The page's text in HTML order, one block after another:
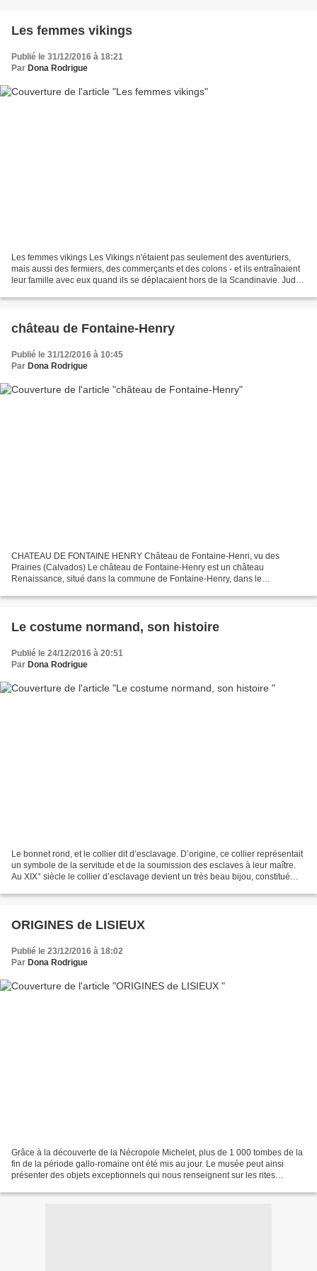
Les femmes vikings
Publié le 31/12/2016 à 18:21
Par Dona Rodrigue
Les femmes vikings Les Vikings n'étaient pas seulement des aventuriers,
mais aussi des fermiers, des commerçants et des colons - et ils entraînaient
leur famille avec eux quand ils se déplacaient hors de la Scandinavie. Judith
château de Fontaine-Henry
Publié le 31/12/2016 à 10:45
Par Dona Rodrigue
CHATEAU DE FONTAINE HENRY Château de Fontaine-Henri, vu des
Prairies (Calvados) Le château de Fontaine-Henry est un château
Renaissance, situé dans la commune de Fontaine-Henry, dans le
château...
Le costume normand, son histoire
Publié le 24/12/2016 à 20:51
Par Dona Rodrigue
Le bonnet rond, et le collier dit d’esclavage. D’origine, ce collier représentait
un symbole de la servitude et de la soumission des esclaves à leur maître.
Au XIX° siècle le collier d’esclavage devient un très beau bijou, constitué
ORIGINES de LISIEUX
Publié le 23/12/2016 à 18:02
Par Dona Rodrigue
Grâce à la découverte de la Nécropole Michelet, plus de 1 000 tombes de la
fin de la période gallo-romaine ont été mis au jour. Le musée peut ainsi
présenter des objets exceptionnels qui nous renseignent sur les rites